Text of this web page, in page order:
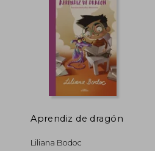
€
5%
dcto.
Aprendiz de dragón
Liliana Bodoc